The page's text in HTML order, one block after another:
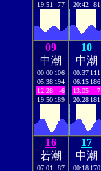
19:51
77
20:42
81
09
中潮
00:00 106
05:38 194
12:28
-6
19:50 189
10
中潮
00:37 111
06:15 186
13:05
7
20:28 181
16
若潮
07:01
87
17
中潮
00:18 170